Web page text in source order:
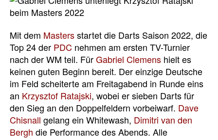
Mit dem Mastersstartet die Darts Saison 2022, die
Top 24 der PDC nehmen am ersten TV-Turnier
nach der WM teil. FürGabriel Clemens hielt es
keinen guten Beginn bereit. Der einzige Deutsche
im Feld scheiterte am Freitagabend in Runde eins
an Krzysztof Ratajski, wobei er sieben Darts für
den Sieg an den Doppelfeldern vorbeiwarf. Dave
Chisnall gelang ein Whitewash, Dimitri van den
Bergh die Performance des Abends. Alle